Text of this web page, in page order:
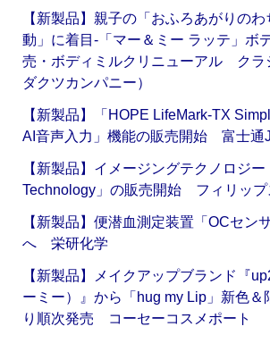
【新製品】親子の「おふろあがりの
動」に着目‐「マー＆ミー ラッテ」ボ
売・ボディミルクリニューアル クラ
ダクツカンパニー）
【新製品】「HOPE LifeMark-TX
AI音声入力」機能の販売開始 富士通
【新製品】イメージングテクノロジー
Technology」の販売開始 フィリップ
【新製品】便潜血測定装置「OCセン
へ 栄研化学
【新製品】メイクアップブランド『
ーミー）』から「hug my Lip」新色＆
り順次発売 コーセーコスメポート